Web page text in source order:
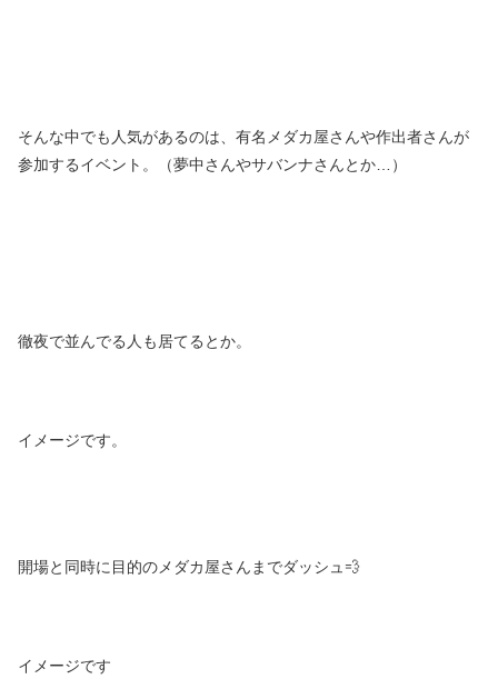
そんな中でも人気があるのは、有名メダカ屋さんや作出者さんが
参加するイベント。（夢中さんやサバンナさんとか…）
徹夜で並んでる人も居てるとか。
イメージです。
開場と同時に目的のメダカ屋さんまでダッシュ💨
イメージです